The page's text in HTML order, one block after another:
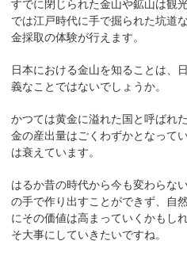
すでに閉じられた金山や鉱山は観
では江戸時代に手で掘られた坑道
金採取の体験が行えます。
日本における金山を知ることは、
義なことではないでしょうか。
かつては黄金に溢れた国と呼ばれ
金の産出量はごくわずかとなって
は衰えています。
はるか昔の時代から今も変わらな
の手で作り出すことができず、自
にその価値は高まっていくかもし
そ大事にしていきたいですね。